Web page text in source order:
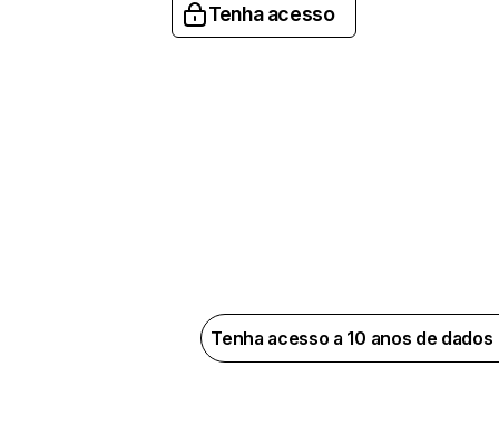
Tenha acesso
Tenha acesso a 10 anos de